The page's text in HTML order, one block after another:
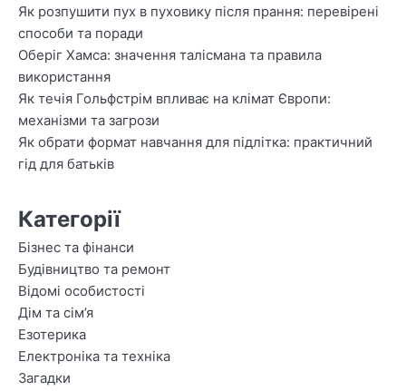
Як розпушити пух в пуховику після прання: перевірені
способи та поради
Оберіг Хамса: значення талісмана та правила
використання
Як течія Гольфстрім впливає на клімат Європи:
механізми та загрози
Як обрати формат навчання для підлітка: практичний
гід для батьків
Категорії
Бізнес та фінанси
Будівництво та ремонт
Відомі особистості
Дім та сім’я
Езотерика
Електроніка та техніка
Загадки